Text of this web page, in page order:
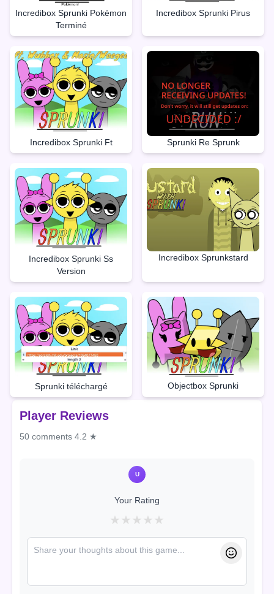
Incredibox Sprunki Pokèmon
Terminé
Incredibox Sprunki Pirus
Incredibox Sprunki Ft Sprunki Re Sprunk
Incredibox Sprunki Ss
Version
Incredibox Sprunkstard
Sprunki téléchargé Objectbox Sprunki
Player Reviews
50 comments 4.2 ★
U
Your Rating
★ ★ ★ ★ ★